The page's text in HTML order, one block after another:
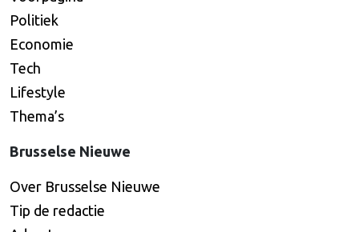
Politiek
Economie
Tech
Lifestyle
Thema’s
Brusselse Nieuwe
Over Brusselse Nieuwe
Tip de redactie